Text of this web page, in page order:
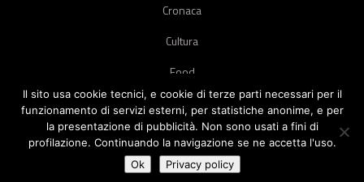
Cronaca
Cultura
Food
Green
Pets
Street Style
Il sito usa cookie tecnici, e cookie di terze parti necessari per il
funzionamento di servizi esterni, per statistiche anonime, e per
la presentazione di pubblicità. Non sono usati a fini di
profilazione. Continuando la navigazione se ne accetta l'uso.
Ok
Privacy policy